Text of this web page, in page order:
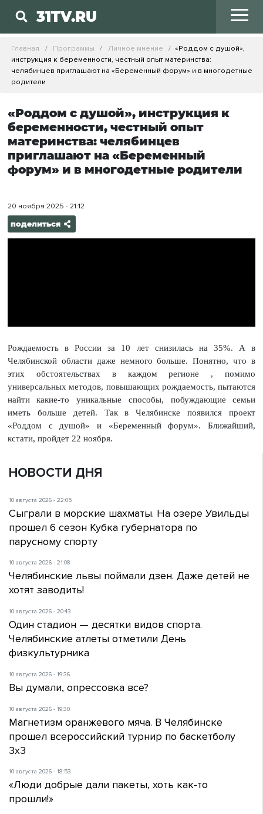
31TV.RU
Главная Программы Личное мнение
«Роддом с душой»,
инструкция к беременности, честный опыт материнства:
челябинцев приглашают на «Беременный форум» и в многодетные
родители
«Роддом с душой», инструкция к
беременности, честный опыт
материнства: челябинцев
приглашают на «Беременный
форум» и в многодетные родители
20 ноября 2025 - 21:12
поделиться
Рождаемость в России за 10 лет снизилась на 35%. А в
Челябинской области даже немного больше. Понятно, что в
этих обстоятельствах в каждом регионе , помимо
универсальных методов, повышающих рождаемость, пытаются
найти какие-то уникальные способы, побуждающие семьи
иметь больше детей. Так в Челябинске появился проект
«Роддом с душой» и «Беременный форум». Ближайший,
кстати, пройдет 22 ноября.
НОВОСТИ ДНЯ
10 августа 2026 - 22:05
Сыграли в морские шахматы. На озере Увильды
прошел 6 сезон Кубка губернатора по
парусному спорту
10 августа 2026 - 21:08
Челябинские львы поймали дзен. Даже детей не
хотят заводить!
10 августа 2026 - 20:43
Один стадион — десятки видов спорта.
Челябинские атлеты отметили День
физкультурника
10 августа 2026 - 19:36
Вы думали, опрессовка все?
10 августа 2026 - 19:30
Магнетизм оранжевого мяча. В Челябинске
прошел всероссийский турнир по баскетболу
3х3
10 августа 2026 - 18:53
«Люди добрые дали пакеты, хоть как-то
прошли!»